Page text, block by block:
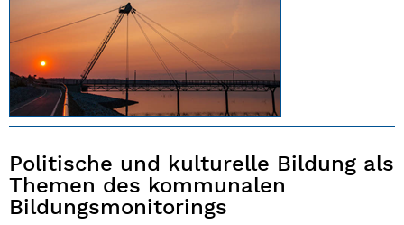
Politische und kulturelle Bildung als
Themen des kommunalen
Bildungsmonitorings